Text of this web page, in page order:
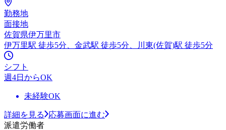
勤務地
面接地
佐賀県伊万里市
伊万里駅 徒歩5分、金武駅 徒歩5分、川東(佐賀)駅 徒歩5分
シフト
週4日からOK
未経験OK
詳細を見る
応募画面に進む
派遣労働者